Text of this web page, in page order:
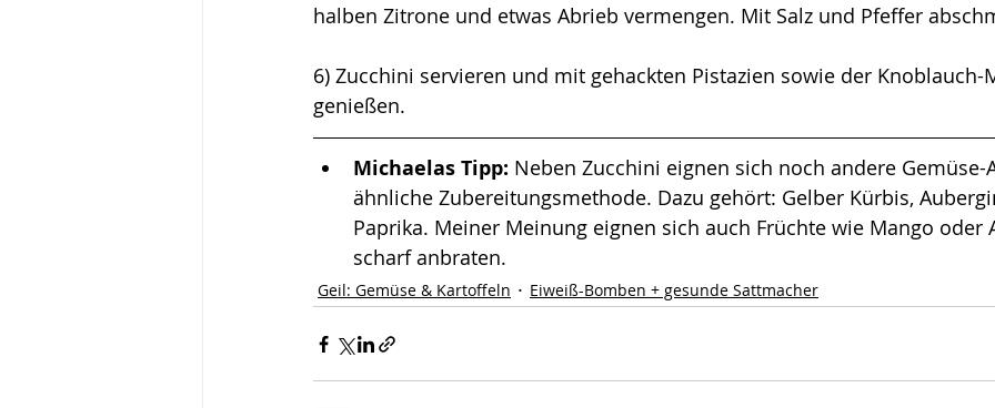
halben Zitrone und etwas Abrieb vermengen. Mit Salz und Pfeffer
6) Zucchini servieren und mit gehackten Pistazien sowie der Knoblauch-
genießen.
Michaelas Tipp: Neben Zucchini eignen sich noch andere
ähnliche Zubereitungsmethode. Dazu gehört: Gelber Kürbis,
Paprika. Meiner Meinung eignen sich auch Früchte wie Mango oder
scharf anbraten.
Geil: Gemüse & Kartoffeln Eiweiß-Bomben + gesunde Sattmacher